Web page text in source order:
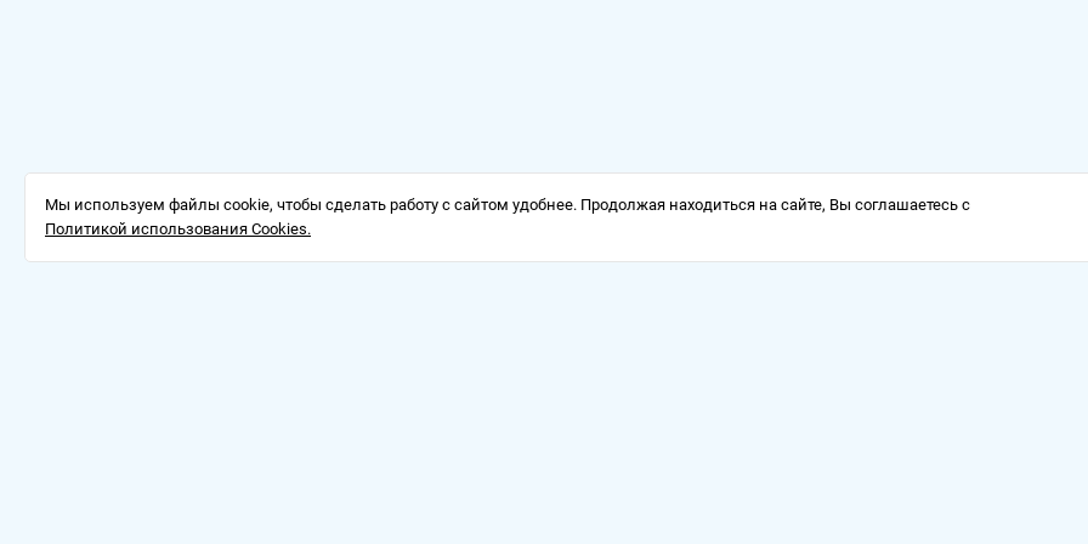
Мы используем файлы cookie, чтобы сделать работу с сайтом удобнее. Продолжая находиться на сайте, Вы соглашаетесь с
Политикой использования Cookies.